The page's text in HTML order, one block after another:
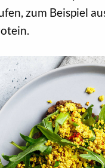
zum Beispiel